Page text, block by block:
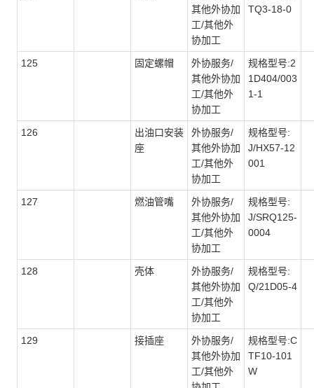
其他外协加
工/其他外
协加工
TQ3-18-0
125 固定螺帽
外协服务/
其他外协加
工/其他外
协加工
规格型号:2
1D404/003
1-1
126
出油口安装
座
外协服务/
其他外协加
工/其他外
协加工
规格型号:
J/HX57-12
001
127 燃油管嘴
外协服务/
其他外协加
工/其他外
协加工
规格型号:
J/SRQ125-
0004
128 壳体
外协服务/
其他外协加
工/其他外
协加工
规格型号:
Q/21D05-4
129 接插座
外协服务/
其他外协加
工/其他外
规格型号:C
TF10-101
W